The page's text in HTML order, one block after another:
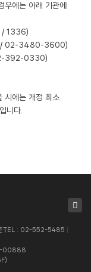
우에는 아래 기관에
/ 1336)
/ 02-3480-3600)
392-0330)
시에는 개정 최소
니다.
TEL : 02-552-5485
00888